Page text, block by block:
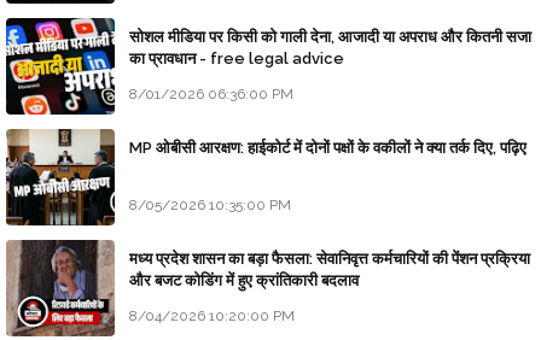
सोशल मीडिया पर किसी को गाली देना, आजादी या अपराध और कितनी सजा
का प्रावधान - free legal advice
8/01/2026 06:36:00 PM
MP ओबीसी आरक्षण: हाईकोर्ट में दोनों पक्षों के वकीलों ने क्या तर्क दिए, पढ़िए
8/05/2026 10:35:00 PM
मध्य प्रदेश शासन का बड़ा फैसला: सेवानिवृत्त कर्मचारियों की पेंशन प्रक्रिया
और बजट कोडिंग में हुए क्रांतिकारी बदलाव
8/04/2026 10:20:00 PM